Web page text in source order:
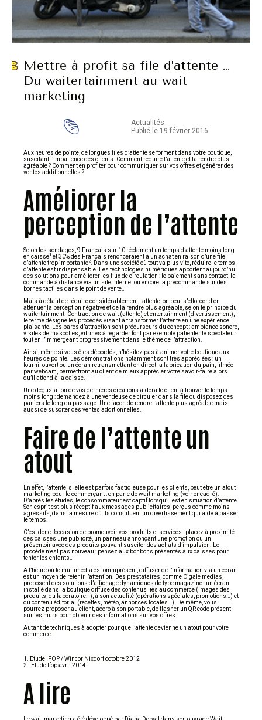
Mettre à profit sa file d’attente …
Du waitertainment au wait
marketing
Actualités
Publié le 19 février 2016
Aux heures de pointe, de longues files d’attente se forment dans votre boutique,
suscitant l’impatience des clients. Comment réduire l’attente et la rendre plus
agréable ? Comment en profiter pour communiquer sur vos offres et générer des
ventes additionnelles ?
Améliorer la
perception de l’attente
Selon les sondages, 9 Français sur 10 réclament un temps d’attente moins long
en caisse1 et 30% des Français renonceraient à un achat en raison d’une file
d’attente trop importante2. Dans une société où tout va plus vite, réduire le temps
d’attente est indispensable. Les technologies numériques apportent aujourd’hui
des solutions pour améliorer les flux de circulation : le paiement sans contact, la
commande à distance via un site internet ou encore la précommande sur des
bornes tactiles dans le point de vente…
Mais à défaut de réduire considérablement l’attente, on peut s’efforcer d’en
atténuer la perception négative et de la rendre plus agréable, selon le principe du
waitertainment. Contraction de wait (attente) et entertainment (divertissement),
le terme désigne les procédés visant à transformer l’attente en une expérience
plaisante. Les parcs d’attraction sont précurseurs du concept : ambiance sonore,
visites de mascottes, vitrines à regarder font par exemple patienter le spectateur
tout en l’immergeant progressivement dans le thème de l’attraction.
Ainsi, même si vous êtes débordés, n’hésitez pas à animer votre boutique aux
heures de pointe. Les démonstrations notamment sont très appréciées : un
fournil ouvert ou un écran retransmettant en direct la fabrication du pain, filmée
par webcam, permettront au client de mieux apprécier votre savoir-faire alors
qu’il attend à la caisse.
Une dégustation de vos dernières créations aidera le client à trouver le temps
moins long : demandez à une vendeuse de circuler dans la file ou disposez des
paniers le long du passage. Une façon de rendre l’attente plus agréable mais
aussi de susciter des ventes additionnelles.
Faire de l’attente un
atout
En effet, l’attente, si elle est parfois fastidieuse pour les clients, peut être un atout
marketing pour le commerçant : on parle de wait marketing (voir encadré).
D’après les études, le consommateur est captif lorsqu’il est en situation d’attente.
Son esprit est plus réceptif aux messages publicitaires, perçus comme moins
agressifs, dans la mesure où ils constituent un divertissement qui aide à passer
le temps.
C’est donc l’occasion de promouvoir vos produits et services : placez à proximité
des caisses une publicité, un panneau annonçant une promotion ou un
présentoir avec des produits pouvant susciter des achats d’impulsion. Le
procédé n’est pas nouveau : pensez aux bonbons présentés aux caisses pour
tenter les enfants…
A l’heure où le multimédia est omniprésent, diffuser de l’information via un écran
est un moyen de retenir l’attention. Des prestataires, comme Cigale medias,
proposent des solutions d’affichage dynamiques de type magazine : un écran
installé dans la boutique diffuse des contenus liés au commerce (images des
produits, du laboratoire…), à son actualité (opérations spéciales, promotions…) et
du contenu éditorial (recettes, météo, annonces locales…). De même, vous
pourrez proposer au client, accro à son portable, de flasher un QR code présent
sur les murs pour obtenir des informations sur vos offres.
Autant de techniques à adopter pour que l’attente devienne un atout pour votre
commerce !
1. Etude IFOP / Wincor Nixdorf octobre 2012
2. Etude Ifop avril 2014
A lire